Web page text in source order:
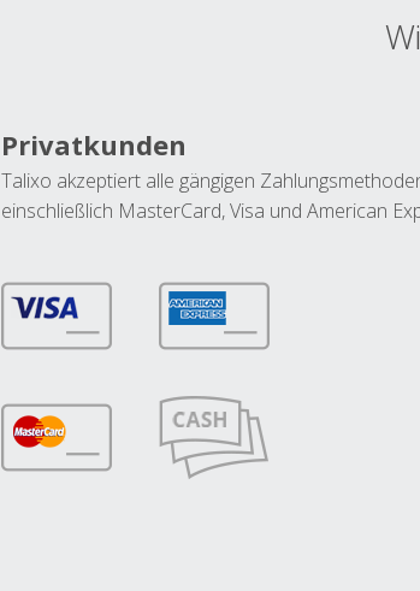
Privatkunden
Talixo akzeptiert alle gängigen
einschließlich MasterCard, Visa und American